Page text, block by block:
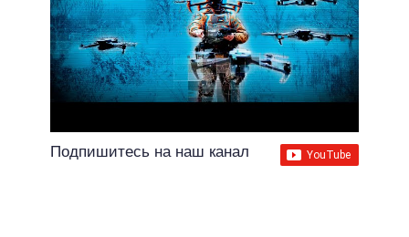
Подпишитесь на наш канал